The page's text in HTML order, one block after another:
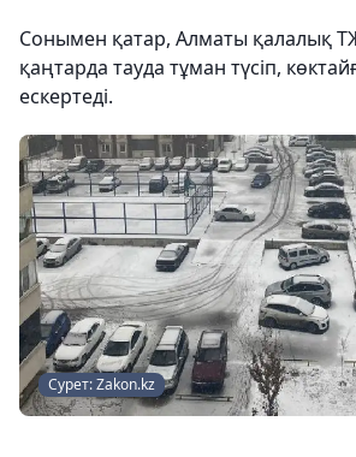
Сонымен қатар, Алматы қалалық
қаңтарда тауда тұман түсіп,
ескертеді.
Сурет: Zakon.kz